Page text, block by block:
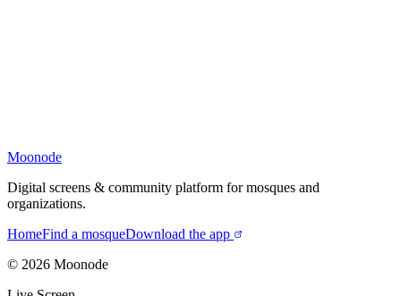
Moonode
Digital screens & community platform for mosques and
organizations.
HomeFind a mosqueDownload the app
© 2026 Moonode